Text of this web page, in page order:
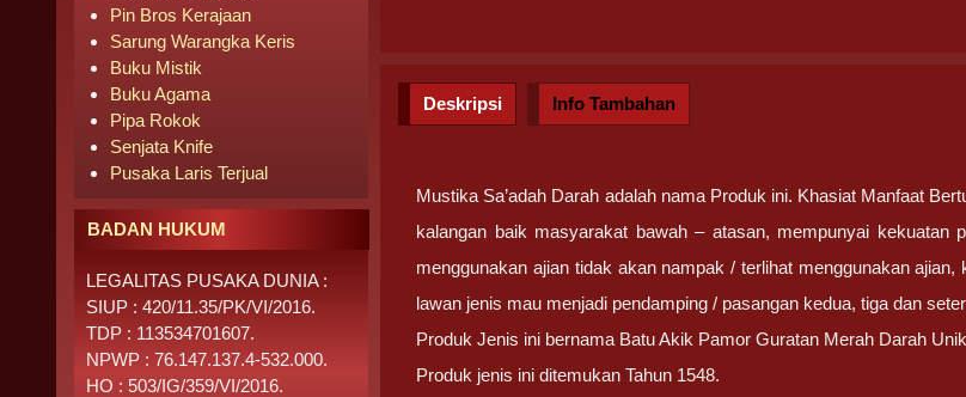
Deskripsi Info Tambahan
Mustika Sa’adah Darah adalah nama Produk ini. Khasiat Manfaat
kalangan baik masyarakat bawah – atasan, mempunyai kekuatan
menggunakan ajian tidak akan nampak / terlihat menggunakan
lawan jenis mau menjadi pendamping / pasangan kedua, tiga dan
Produk Jenis ini bernama Batu Akik Pamor Guratan Merah Darah Unik
Produk jenis ini ditemukan Tahun 1548.
Pin Bros Kerajaan
Sarung Warangka Keris
Buku Mistik
Buku Agama
Pipa Rokok
Senjata Knife
Pusaka Laris Terjual
BADAN HUKUM
LEGALITAS PUSAKA DUNIA :
SIUP : 420/11.35/PK/VI/2016.
TDP : 113534701607.
NPWP : 76.147.137.4-532.000.
HO : 503/IG/359/VI/2016.